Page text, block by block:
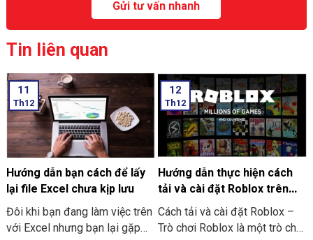
Tin liên quan
11
Th12
Hướng dẫn bạn cách để lấy
lại file Excel chưa kịp lưu
Đôi khi bạn đang làm việc trên
với Excel nhưng bạn lại gặp
12
Th12
Hướng dẫn thực hiện cách
tải và cài đặt Roblox trên
máy tính thật đơn giản
Cách tải và cài đặt Roblox –
Trò chơi Roblox là một trò chơi